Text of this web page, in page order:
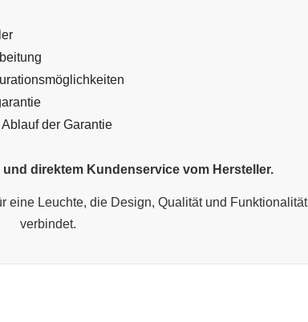
der Garantie
direktem Kundenservice vom Hersteller.
eine Leuchte, die Design, Qualität und Funktionalität
verbindet.